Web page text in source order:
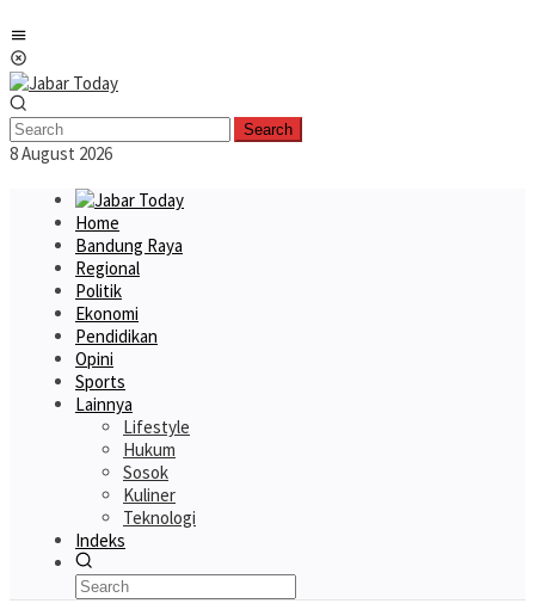
to
content
Search
8 August 2026
Home
Bandung Raya
Regional
Politik
Ekonomi
Pendidikan
Opini
Sports
Lainnya
Lifestyle
Hukum
Sosok
Kuliner
Teknologi
Indeks